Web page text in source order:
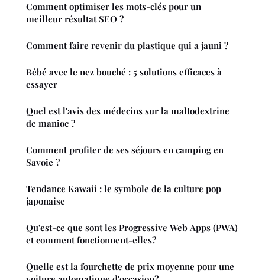
Comment optimiser les mots-clés pour un
meilleur résultat SEO ?
Comment faire revenir du plastique qui a jauni ?
Bébé avec le nez bouché : 5 solutions efficaces à
essayer
Quel est l'avis des médecins sur la maltodextrine
de manioc ?
Comment profiter de ses séjours en camping en
Savoie ?
Tendance Kawaii : le symbole de la culture pop
japonaise
Qu'est-ce que sont les Progressive Web Apps (PWA)
et comment fonctionnent-elles?
Quelle est la fourchette de prix moyenne pour une